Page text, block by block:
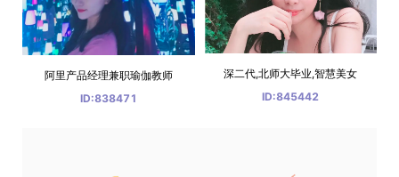
阿里产品经理兼职瑜伽教师
ID:838471
深二代,北师大毕业,智慧美女
ID:845442